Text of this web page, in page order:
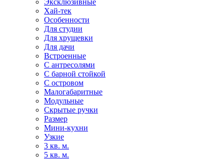
Эксклюзивные
Хай-тек
Особенности
Для студии
Для хрущевки
Для дачи
Встроенные
С антресолями
С барной стойкой
С островом
Малогабаритные
Модульные
Скрытые ручки
Размер
Мини-кухни
Узкие
3 кв. м.
5 кв. м.